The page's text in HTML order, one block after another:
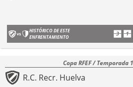
HISTÓRICO DE ESTE
ENFRENTAMIENTO
Copa RFEF / Temporada
R.C. Recr. Huelva